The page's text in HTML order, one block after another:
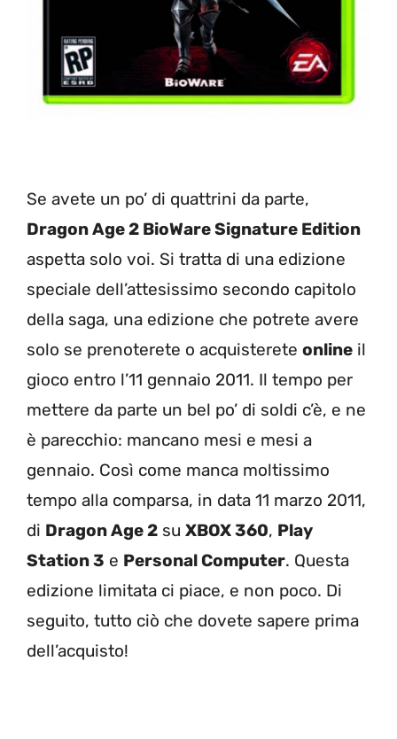
Se avete un po’ di quattrini da parte,
Dragon Age 2 BioWare Signature Edition
aspetta solo voi. Si tratta di una edizione
speciale dell’attesissimo secondo capitolo
della saga, una edizione che potrete avere
solo se prenoterete o acquisterete online il
gioco entro l’11 gennaio 2011. Il tempo per
mettere da parte un bel po’ di soldi c’è, e ne
è parecchio: mancano mesi e mesi a
gennaio. Così come manca moltissimo
tempo alla comparsa, in data 11 marzo 2011,
di Dragon Age 2 su XBOX 360, Play
Station 3 e Personal Computer. Questa
edizione limitata ci piace, e non poco. Di
seguito, tutto ciò che dovete sapere prima
dell’acquisto!